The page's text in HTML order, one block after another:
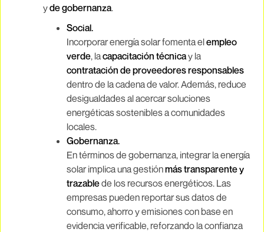
yde gobernanza.
Social.
Incorporar energía solar fomenta elempleo
verde, lacapacitación técnicay la
contratación de proveedores responsables
dentro de la cadena de valor. Además, reduce
desigualdades al acercar soluciones
energéticas sostenibles a comunidades
locales.
Gobernanza.
En términos de gobernanza, integrar la energía
solar implica una gestiónmás transparente y
trazablede los recursos energéticos. Las
empresas pueden reportar sus datos de
consumo, ahorro y emisiones con base en
evidencia verificable, reforzando la confianza